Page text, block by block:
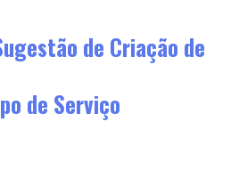
de Criação de
de Serviço